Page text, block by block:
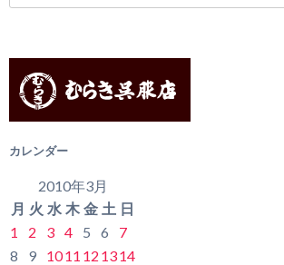
カレンダー
2010年3月
月 火 水 木 金 土 日
1
2 3 4 5 6
7
8
9 1011 12 1314